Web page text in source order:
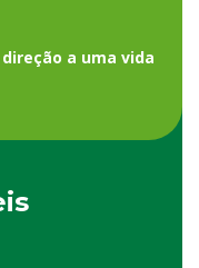
a uma vida